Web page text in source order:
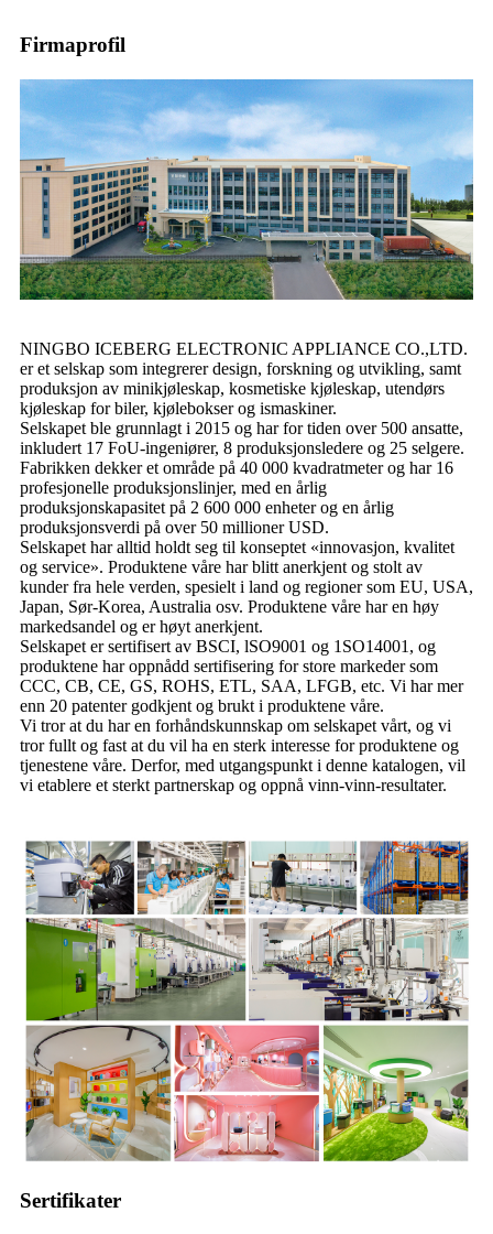
Firmaprofil
NINGBO ICEBERG ELECTRONIC APPLIANCE CO.,LTD.
er et selskap som integrerer design, forskning og utvikling, samt
produksjon av minikjøleskap, kosmetiske kjøleskap, utendørs
kjøleskap for biler, kjølebokser og ismaskiner.
Selskapet ble grunnlagt i 2015 og har for tiden over 500 ansatte,
inkludert 17 FoU-ingeniører, 8 produksjonsledere og 25 selgere.
Fabrikken dekker et område på 40 000 kvadratmeter og har 16
profesjonelle produksjonslinjer, med en årlig
produksjonskapasitet på 2 600 000 enheter og en årlig
produksjonsverdi på over 50 millioner USD.
Selskapet har alltid holdt seg til konseptet «innovasjon, kvalitet
og service». Produktene våre har blitt anerkjent og stolt av
kunder fra hele verden, spesielt i land og regioner som EU, USA,
Japan, Sør-Korea, Australia osv. Produktene våre har en høy
markedsandel og er høyt anerkjent.
Selskapet er sertifisert av BSCI, lSO9001 og 1SO14001, og
produktene har oppnådd sertifisering for store markeder som
CCC, CB, CE, GS, ROHS, ETL, SAA, LFGB, etc. Vi har mer
enn 20 patenter godkjent og brukt i produktene våre.
Vi tror at du har en forhåndskunnskap om selskapet vårt, og vi
tror fullt og fast at du vil ha en sterk interesse for produktene og
tjenestene våre. Derfor, med utgangspunkt i denne katalogen, vil
vi etablere et sterkt partnerskap og oppnå vinn-vinn-resultater.
Sertifikater